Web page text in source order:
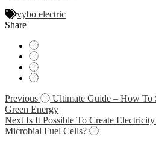
vybo electric
Share
Navigácia
v
článku
Previous
Ultimate Guide – How To
Green Energy
Next Is It Possible To Create
Microbial Fuel Cells?